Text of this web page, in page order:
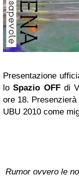
Presentazione
loSpazio OFFdi
ore 18.
UBU 2010 come
Rumor ovvero le